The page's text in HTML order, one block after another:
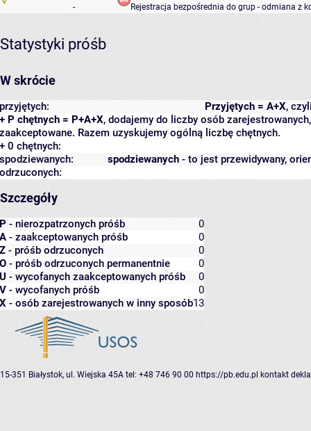
- Rejestracja bezpośrednia do grup - odmiana z
Statystyki próśb
W skrócie
Przyjętych = A+X,
przyjętych:
+ P chętnych = P+A+X, dodajemy do liczby osób
zaakceptowane. Razem uzyskujemy ogólną liczbę chętnych.
+ 0 chętnych:
spodziewanych - to jest przewidywany,
spodziewanych:
odrzuconych:
Szczegóły
P - nierozpatrzonych próśb
0
A - zaakceptowanych próśb
0
Z - próśb odrzuconych
0
O - próśb odrzuconych permanentnie
0
U - wycofanych zaakceptowanych próśb
0
V - wycofanych próśb
0
X - osób zarejestrowanych w inny sposób13
15-351 Białystok, ul. Wiejska 45A tel: +48 746 90 00 https://pb.edu.pl kontakt